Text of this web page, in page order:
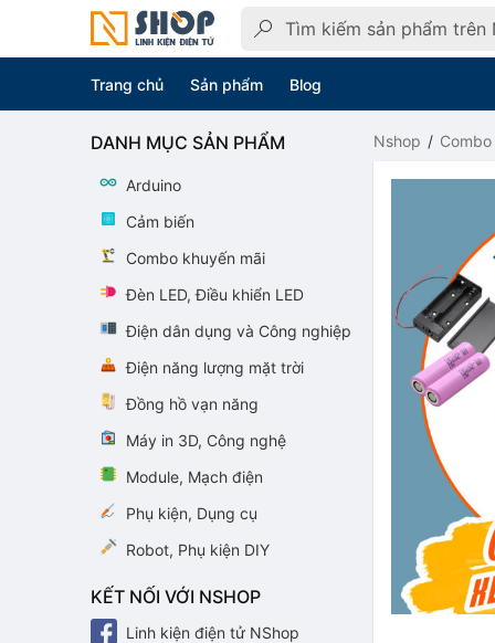
Trang chủ Sản phẩm Blog
Nshop
DANH MỤC SẢN PHẨM
Arduino
Cảm biến
Combo khuyến mãi
Đèn LED, Điều khiển LED
Điện dân dụng và Công nghiệp
Điện năng lượng mặt trời
Đồng hồ vạn năng
Máy in 3D, Công nghệ
Module, Mạch điện
Phụ kiện, Dụng cụ
Robot, Phụ kiện DIY
KẾT NỐI VỚI NSHOP
Linh kiện điện tử NShop